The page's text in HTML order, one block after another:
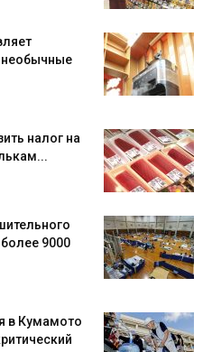
необычные
налог на
9000
в Кумамото